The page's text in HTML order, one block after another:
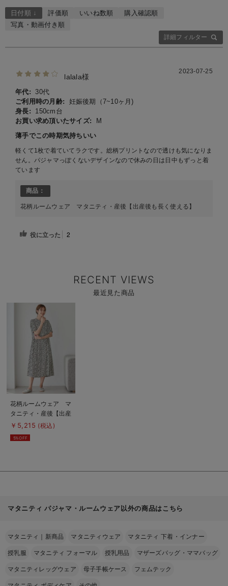
詳細フィルター
日付順 ↓ 評価順 いいね数順
購入確認順
写真・動画付き順
lalala様
2023-07-25
年代:
30代
ご利用時の月齢:
妊娠後期（7~10ヶ月)
身長:
150cm台
お買い求め頂いたサイズ:
M
薄手でこの時期気持ちいい
軽くて1枚で着ていてラクです。総柄プリントなので透けも気になりま
せん。パジャマっぽくないデザインなので休みの日は日中もずっと着
ています
商品：
花柄ルームウェア マタニティ・産後【出産後も長く使える】
役に立った 2
RECENT VIEWS
最近見た商品
商
商
品
詳
を
見
る
花柄ルームウェア マ
タニティ・産後【出産
後も長く使える】
￥5,215 (税込)
5%OFF
マタニティ パジャマ・ルームウェア以外の商品はこちら
マタニティ｜新商品 マタニティウェア マタニティ 下着・インナー
授乳服 マタニティ フォーマル 授乳用品 マザーズバッグ・ママバッグ
マタニティレッグウェア 母子手帳ケース フェムテック